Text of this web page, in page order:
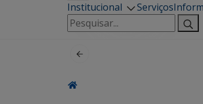
Institucional Serviços
Pesquisar
por: